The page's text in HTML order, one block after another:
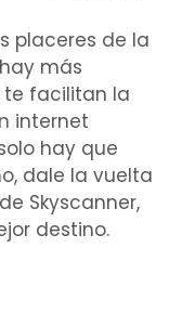
placeres de la
más
facilitan la
internet
hay que
dale la vuelta
Skyscanner,
destino.